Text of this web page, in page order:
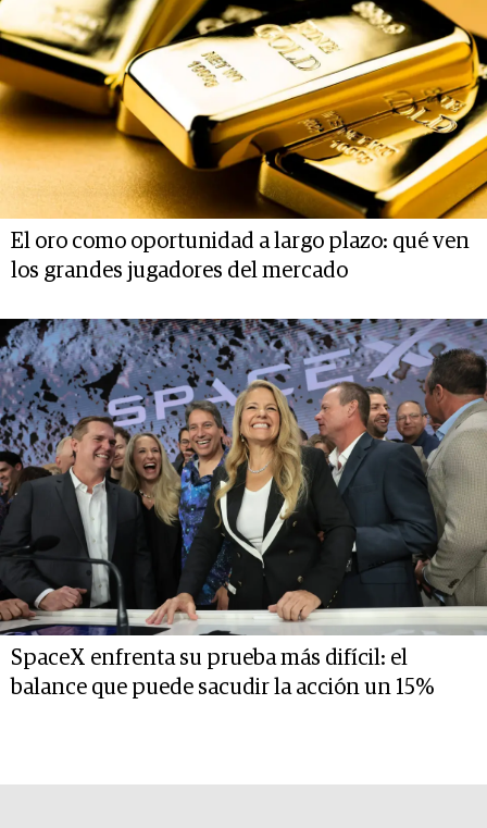
El oro como oportunidad a largo plazo: qué ven
los grandes jugadores del mercado
SpaceX enfrenta su prueba más difícil: el
balance que puede sacudir la acción un 15%